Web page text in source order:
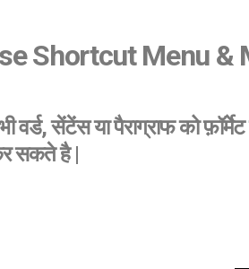
Shortcut Menu &
वर्ड, सेंटेंस या पैराग्राफ को
सकते है |